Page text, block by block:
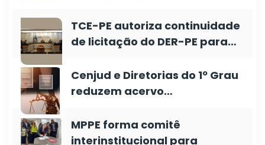
TCE-PE autoriza continuidade
de licitação do DER-PE para…
Cenjud e Diretorias do 1º Grau
reduzem acervo…
MPPE forma comitê
interinstitucional para